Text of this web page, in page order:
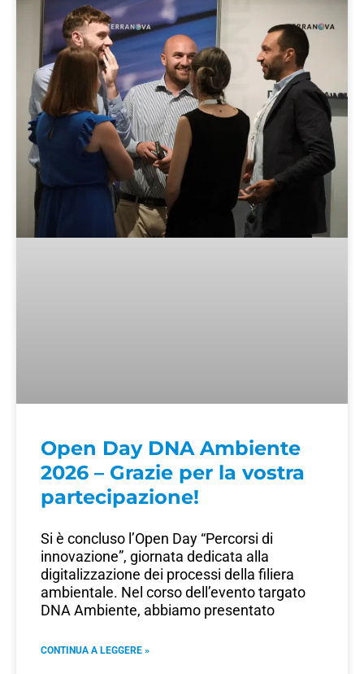
Open Day DNA Ambiente
2026 – Grazie per la vostra
partecipazione!
Si è concluso l’Open Day “Percorsi di
innovazione”, giornata dedicata alla
digitalizzazione dei processi della filiera
ambientale. Nel corso dell’evento targato
DNA Ambiente, abbiamo presentato
CONTINUA A LEGGERE »